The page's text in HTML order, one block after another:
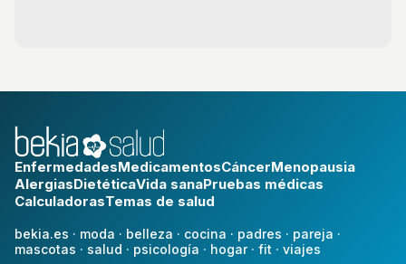
EnfermedadesMedicamentosCáncerMenopausia
AlergiasDietéticaVida sanaPruebas médicas
CalculadorasTemas de salud
bekia.es · moda · belleza · cocina · padres · pareja ·
mascotas · salud · psicología · hogar· fit · viajes